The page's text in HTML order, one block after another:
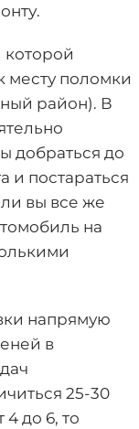
которой
месту поломки
район). В
добраться до
и постараться
вы все же
на
напрямую
в
25-30
4 до 6, то